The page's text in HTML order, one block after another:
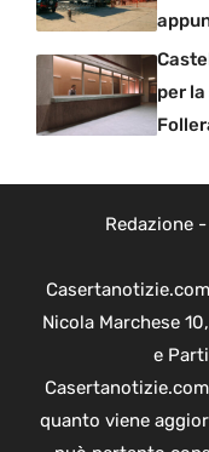
per
Redazione-
Nicola Marchese
e
quanto viene